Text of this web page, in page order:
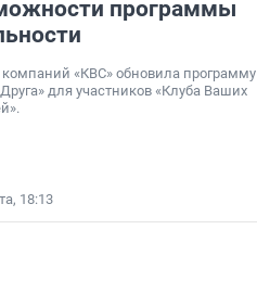
программы
компаний «КВС» обновила программу
для участников «Клуба Ваших
18:13